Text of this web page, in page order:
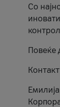
Со
Повеќе